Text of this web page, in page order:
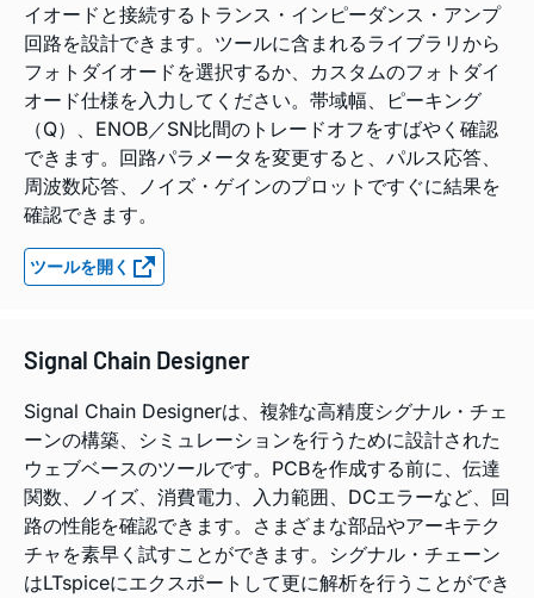
イオードと接続するトランス・インピーダンス・アンプ
回路を設計できます。ツールに含まれるライブラリから
フォトダイオードを選択するか、カスタムのフォトダイ
オード仕様を入力してください。帯域幅、ピーキング
（Q）、ENOB／SN比間のトレードオフをすばやく確認
できます。回路パラメータを変更すると、パルス応答、
周波数応答、ノイズ・ゲインのプロットですぐに結果を
確認できます。
ツールを開く
Signal Chain Designer
Signal Chain Designerは、複雑な高精度シグナル・チェ
ーンの構築、シミュレーションを行うために設計された
ウェブベースのツールです。PCBを作成する前に、伝達
関数、ノイズ、消費電力、入力範囲、DCエラーなど、回
路の性能を確認できます。さまざまな部品やアーキテク
チャを素早く試すことができます。シグナル・チェーン
はLTspiceにエクスポートして更に解析を行うことができ